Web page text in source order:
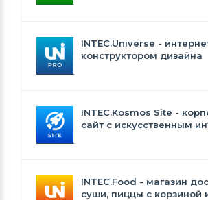
INTEC.Universe -
конструктором дизайна
INTEC.Kosmos Site -
сайт с искусственным
INTEC.Food - магазин
суши, пиццы с корзиной